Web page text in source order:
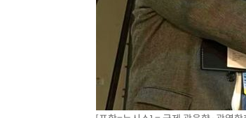
여자배구 이재영·이다영 자매, 아제르바이잔
외국인 심판 성 접대 7경기 들여다보니…
[속보]코스닥, 2.86포인트(0.36%) 내린
[속보]코스피, 6200선 약보합…0.60% 내
[속보]원·달러 환율, 7.7원 내린 1416.1원
[속보] 노원서 40.1도 관측…서울, 2018년